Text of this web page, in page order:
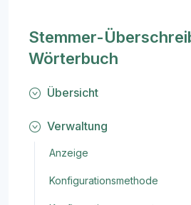
Stemmer-
Wörterbuch
Übersicht
Verwaltung
Anzeige
Konfigurationsmethode